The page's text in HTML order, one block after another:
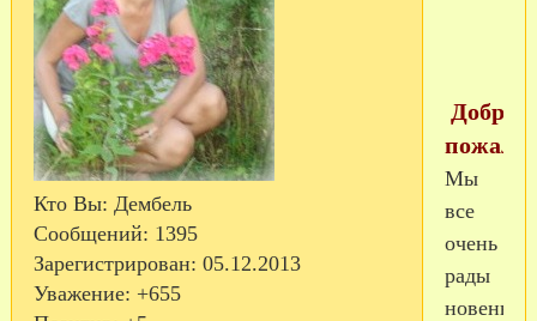
Кто Вы: Дембель
Сообщений: 1395
Зарегистрирован: 05.12.2013
Уважение: +655
Добро
Мы
все
очень
рады